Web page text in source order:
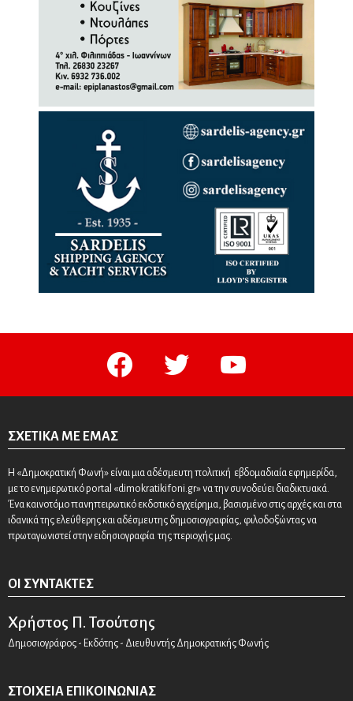
facebook twitter youtube
ΣΧΕΤΙΚΆ ΜΕ ΕΜΆΣ
Η «Δημοκρατική Φωνή» είναι μια αδέσμευτη πολιτική εβδομαδιαία εφημερίδα,
με το ενημερωτικό portal «dimokratikifoni.gr» να την συνοδεύει διαδικτυακά.
Ένα καινοτόμο πανηπειρωτικό εκδοτικό εγχείρημα, βασισμένο στις αρχές και στα
ιδανικά της ελεύθερης και αδέσμευτης δημοσιογραφίας, φιλοδοξώντας να
πρωταγωνιστεί στην ειδησιογραφία της περιοχής μας.
ΟΙ ΣΥΝΤΆΚΤΕΣ
Χρήστος Π. Τσούτσης
Δημοσιογράφος - Εκδότης - Διευθυντής Δημοκρατικής Φωνής
ΣΤΟΙΧΕΊΑ ΕΠΙΚΟΙΝΩΝΊΑΣ